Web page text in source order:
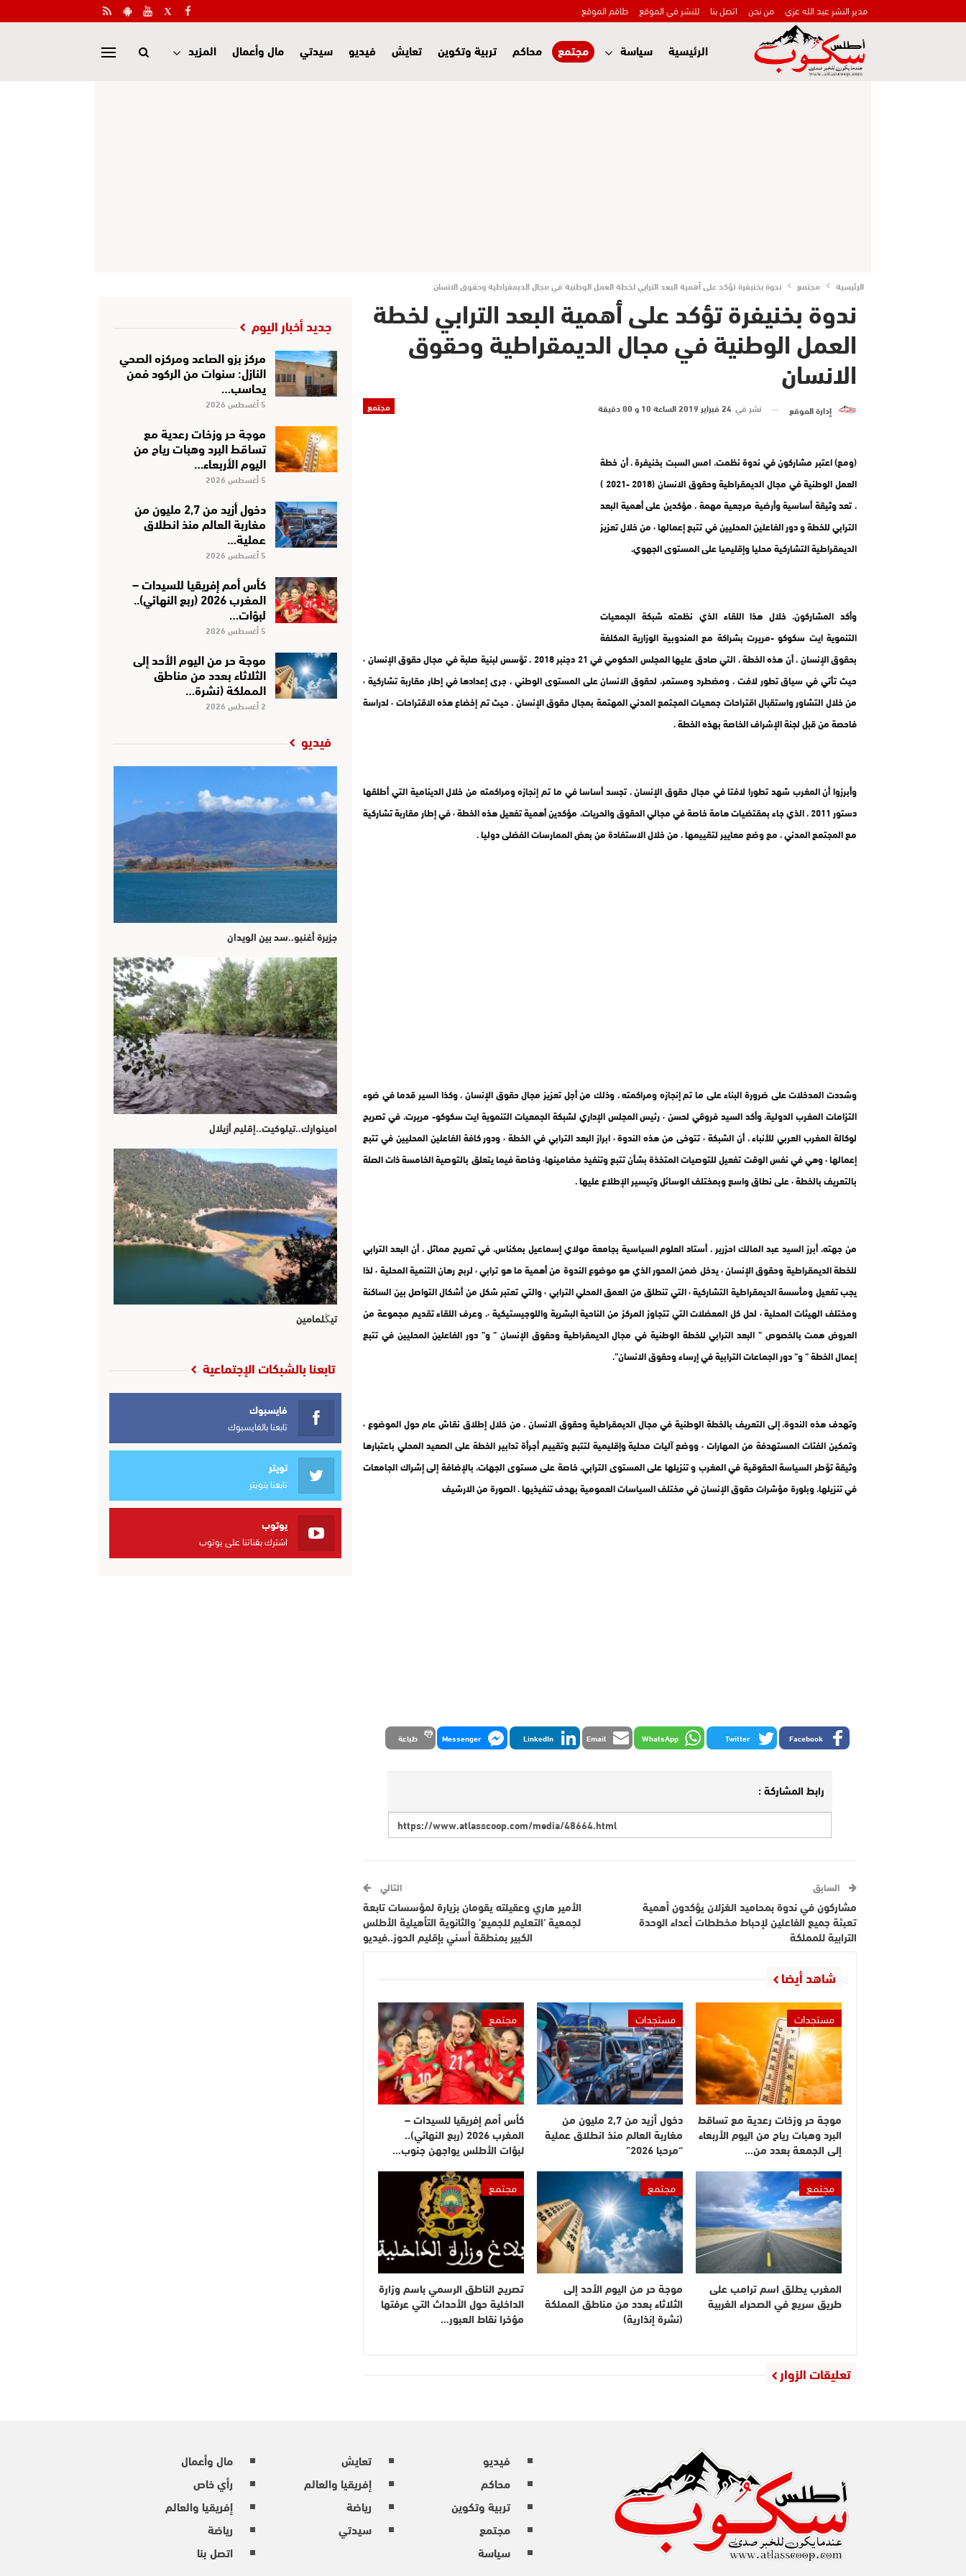
مدير النشر عبد الله عزي من نحن اتصل بنا للنشر في الموقع طاقم الموقع
الرئيسية سياسة مجتمع محاكم تربية وتكوين تعايش فيديو سيدتي مال وأعمال المزيد
الرئيسية مجتمع ندوة بخنيفرة تؤكد على أهمية البعد الترابي لخطة العمل الوطنية في مجال الديمقراطية وحقوق الانسان
ندوة بخنيفرة تؤكد على أهمية البعد الترابي لخطة
العمل الوطنية في مجال الديمقراطية وحقوق
الانسان
مجتمع إدارة الموقع نشر في 24 فبراير 2019 الساعة 10 و 00 دقيقة
(ومع) اعتبر مشاركون في ندوة نظمت، امس السبت بخنيفرة ، أن خطة
العمل الوطنية في مجال الديمقراطية وحقوق الانسان (2018 -2021 )
، تعد وثيقة أساسية وأرضية مرجعية مهمة ، مؤكدين على أهمية البعد
الترابي للخطة و دور الفاعلين المحليين في تتبع إعمالها ٬ من خلال تعزيز
الديمقراطية التشاركية محليا وإقليميا على المستوى الجهوي.
وأكد المشاركون، خلال هذا اللقاء الذي نظمته شبكة الجمعيات
التنموية ايت سكوكو -مريرت بشراكة مع المندوبية الوزارية المكلفة
بحقوق الإنسان ، أن هذه الخطة ، التي صادق عليها المجلس الحكومي في 21 دجنبر 2018 ، تؤسس لبنية صلبة في مجال حقوق الإنسان ٬
حيث تأتي في سياق تطور لافت ، ومضطرد ومستمر، لحقوق الانسان على المستوى الوطني ، جرى إعدادها في إطار مقاربة تشاركية ٬
من خلال التشاور واستقبال اقتراحات جمعيات المجتمع المدني المهتمة بمجال حقوق الإنسان ، حيث تم إخضاع هذه الاقتراحات ٬ لدراسة
فاحصة من قبل لجنة الإشراف الخاصة بهذه الخطة .
وأبرزوا أن المغرب شهد تطورا لافتا في مجال حقوق الإنسان ، تجسد أساسا في ما تم إنجازه ومراكمته من خلال الدينامية التي أطلقها
دستور 2011 ، الذي جاء بمقتضيات هامة خاصة في مجالي الحقوق والحريات، مؤكدين أهمية تفعيل هذه الخطة ٬ في إطار مقاربة تشاركية
مع المجتمع المدني ، مع وضع معايير لتقييمها ، من خلال الاستفادة من بعض الممارسات الفضلى دوليا .
وشددت المدخلات على ضرورة البناء على ما تم إنجازه ومراكمته ، وذلك من أجل تعزيز مجال حقوق الإنسان ، وكذا السير قدما في ضوء
التزامات المغرب الدولية. وأكد السيد فروقي لحسن ٬ رئيس المجلس الإداري لشبكة الجمعيات التنموية ايت سكوكو- مريرت، في تصريح
لوكالة المغرب العربي للأنباء ، أن الشبكة ٬ تتوخى من هذه الندوة ٬ ابراز البعد الترابي في الخطة ٬ ودور كافة الفاعلين المحليين في تتبع
إعمالها ٬ وهي في نفس الوقت تفعيل للتوصيات المتخذة بشأن تتبع وتنفيذ مضامينها٬ وخاصة فيما يتعلق بالتوصية الخامسة ذات الصلة
بالتعريف بالخطة ٬ على نطاق واسع وبمختلف الوسائل وتيسير الإطلاع عليها .
من جهته، أبرز السيد عبد المالك احزرير ، أستاد العلوم السياسية بجامعة مولاي إسماعيل بمكناس، في تصريح مماثل ، أن البعد الترابي
للخطة الديمقراطية وحقوق الإنسان ٬ يدخل ضمن المحور الذي هو موضوع الندوة من أهمية ما هو ترابي ٬ لربح رهان التنمية المحلية ٬ لذا
يجب تفعيل ومأسسة الديمقراطية التشاركية ٬ التي تنطلق من العمق المحلي الترابي ٬ والتي تعتبر شكل من أشكال التواصل بين الساكنة
ومختلف الهيئات المحلية ٬ لحل كل المعضلات التي تتجاوز المركز من الناحية البشرية واللوجيستيكية ٬. وعرف اللقاء تقديم مجموعة من
العروض همت بالخصوص ” البعد الترابي للخطة الوطنية في مجال الديمقراطية وحقوق الإنسان ” و” دور الفاعلين المحليين في تتبع
إعمال الخطة ” و” دور الجماعات الترابية في إرساء وحقوق الانسان”.
وتهدف هذه الندوة، إلى التعريف بالخطة الوطنية في مجال الديمقراطية وحقوق الانسان ، من خلال إطلاق نقاش عام حول الموضوع ٬
وتمكين الفئات المستهدفة من المهارات ٬ ووضع آليات محلية وإقليمية لتتبع وتقييم أجرأة تدابير الخطة على الصعيد المحلي باعتبارها
وثيقة تؤطر السياسة الحقوقية في المغرب و تنزيلها على المستوى الترابي، خاصة على مستوى الجهات، بالإضافة إلى إشراك الجامعات
في تنزيلها، وبلورة مؤشرات حقوق الإنسان في مختلف السياسات العمومية بهدف تنفيذيها . الصورة من الارشيف
Facebook
Twitter
WhatsApp
Email
LinkedIn
Messenger طباعة
رابط المشاركة :
السابق
مشاركون في ندوة بمحاميد الغزلان يؤكدون أهمية
تعبئة جميع الفاعلين لإحباط مخططات أعداء الوحدة
الترابية للمملكة
التالي
الأمير هاري وعقيلته يقومان بزيارة لمؤسسات تابعة
لجمعية ’التعليم للجميع’ والثانوية التأهيلية الأطلس
الكبير بمنطقة أسني بإقليم الحوز..فيديو
شاهد أيضا
مستجدات
موجة حر وزخات رعدية مع تساقط
البرد وهبات رياح من اليوم الأربعاء
إلى الجمعة بعدد من…
مستجدات
دخول أزيد من 2,7 مليون من
مغاربة العالم منذ انطلاق عملية
“مرحبا 2026”
مجتمع
كأس أمم إفريقيا للسيدات –
المغرب 2026 (ربع النهائي)..
لبؤات الأطلس يواجهن جنوب…
مجتمع
المغرب يطلق اسم ترامب على
طريق سريع في الصحراء الغربية
مجتمع
موجة حر من اليوم الأحد إلى
الثلاثاء بعدد من مناطق المملكة
(نشرة إنذارية)
مجتمع
تصريح الناطق الرسمي باسم وزارة
الداخلية حول الأحداث التي عرفتها
مؤخرا نقاط العبور…
تعليقات الزوار
جديد أخبار اليوم
مركز بزو الصاعد ومركزه الصحي
النازل: سنوات من الركود فمن
يحاسب…
5 أغسطس 2026
موجة حر وزخات رعدية مع
تساقط البرد وهبات رياح من
اليوم الأربعاء…
5 أغسطس 2026
دخول أزيد من 2,7 مليون من
مغاربة العالم منذ انطلاق
عملية…
5 أغسطس 2026
كأس أمم إفريقيا للسيدات –
المغرب 2026 (ربع النهائي)..
لبؤات…
5 أغسطس 2026
موجة حر من اليوم الأحد إلى
الثلاثاء بعدد من مناطق
المملكة (نشرة…
2 أغسطس 2026
فيديو
جزيرة أغنبو..سد بين الويدان
امينوارك..تيلوكيت..إقليم أزيلال
تيڭلمامين
تابعنا بالشبكات الإجتماعية
فايسبوك
تابعنا بالفايسبوك
تويتر
تابعنا بتويتر
يوتوب
اشترك بقناتنا على يوتوب
فيديو
محاكم
تربية وتكوين
مجتمع
سياسة
تعايش
إفريقيا والعالم
رياضة
سيدتي
مال وأعمال
رأي خاص
إفريقيا والعالم
رياضة
اتصل بنا